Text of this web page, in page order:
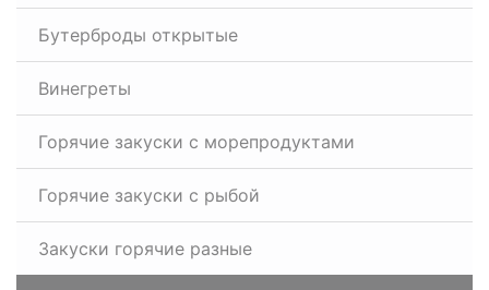
Бутерброды открытые
Винегреты
Горячие закуски с морепродуктами
Горячие закуски с рыбой
Закуски горячие разные